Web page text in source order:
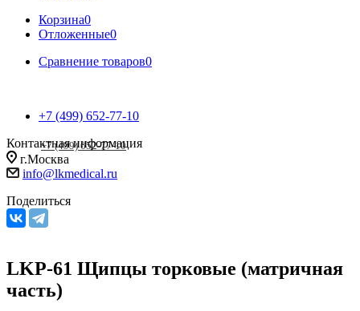
Корзина0
Отложенные0
Сравнение товаров0
+7 (499) 652-77-10
+7 (499) 652-77-10
Контактная информация
г.Москва
info@lkmedical.ru
Поделиться
LKP-61 Щипцы торковые (матричная
часть)